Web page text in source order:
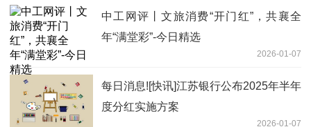
中工网评丨文旅消费“开门红”，共襄全
年“满堂彩”-今日精选
2026-01-07
每日消息![快讯]江苏银行公布2025年半年
度分红实施方案
2026-01-07